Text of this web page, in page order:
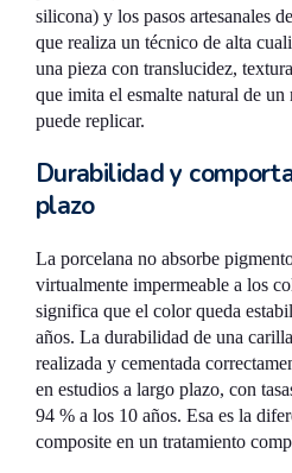
silicona) y los pasos artesanales
que realiza un técnico de alta
una pieza con translucidez,
que imita el esmalte natural de
puede replicar.
Durabilidad y
plazo
La porcelana no absorbe
virtualmente impermeable a los
significa que el color queda
años. La durabilidad de una
realizada y cementada
en estudios a largo plazo, con
94 % a los 10 años. Esa es la
composite en un tratamiento